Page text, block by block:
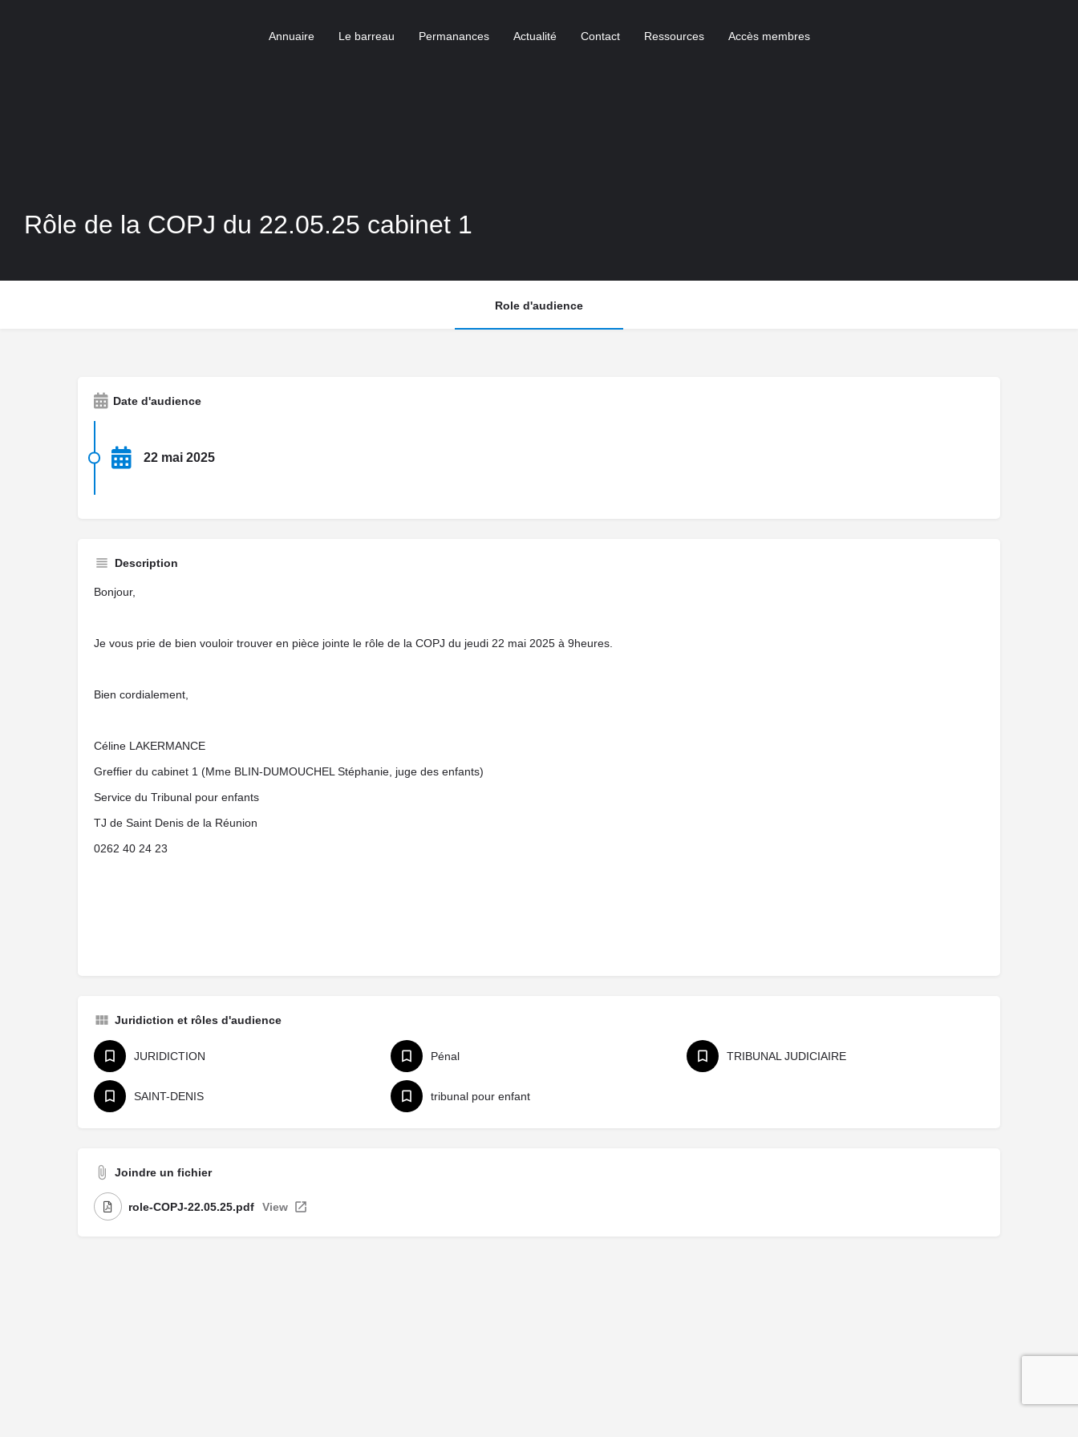
Annuaire Le barreau Permanances Actualité Contact Ressources Accès membres
Rôle de la COPJ du 22.05.25 cabinet 1
Role d'audience
Date d'audience
22 mai 2025
Description
Bonjour,
Je vous prie de bien vouloir trouver en pièce jointe le rôle de la COPJ du jeudi 22 mai 2025 à 9heures.
Bien cordialement,
Céline LAKERMANCE
Greffier du cabinet 1 (Mme BLIN-DUMOUCHEL Stéphanie, juge des enfants)
Service du Tribunal pour enfants
TJ de Saint Denis de la Réunion
0262 40 24 23
Juridiction et rôles d'audience
JURIDICTION Pénal TRIBUNAL JUDICIAIRE
SAINT-DENIS tribunal pour enfant
Joindre un fichier
role-COPJ-22.05.25.pdf View